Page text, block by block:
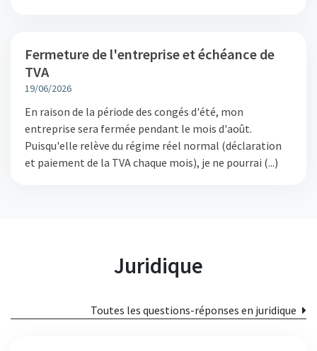
Fermeture de l'entreprise et échéance de
TVA
19/06/2026
En raison de la période des congés d'été, mon
entreprise sera fermée pendant le mois d'août.
Puisqu'elle relève du régime réel normal (déclaration
et paiement de la TVA chaque mois), je ne pourrai (...)
Juridique
Toutes les questions-réponses en juridique